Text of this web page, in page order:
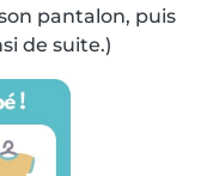
pantalon, puis
de suite.)